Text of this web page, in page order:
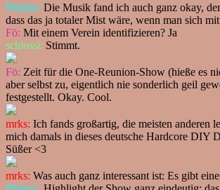
Philriss: Die Musik fand ich auch ganz okay,
dass das ja totaler Mist wäre, wenn man sich
Fö: Mit einem Verein identifizieren? Ja
schlossi: Stimmt.
Fö: Zeit für die One-Reunion-Show (hieße es
aber selbst zu, eigentlich nie sonderlich geil
festgestellt. Okay. Cool.
mrks: Ich fands großartig, die meisten anderen
mich damals in dieses deutsche Hardcore DIY
Süßer <3
mrks: Was auch ganz interessant ist: Es gibt